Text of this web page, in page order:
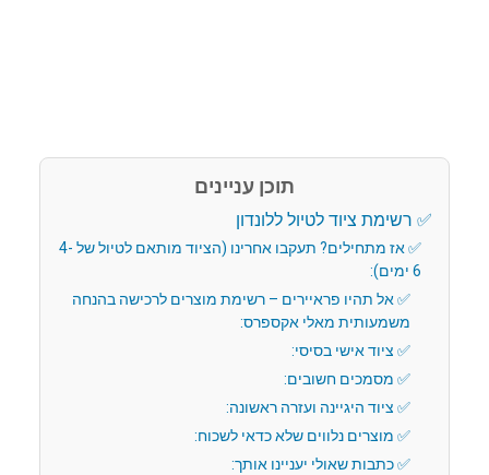
תוכן עניינים
רשימת ציוד לטיול ללונדון
אז מתחילים? תעקבו אחרינו (הציוד מותאם לטיול של 4-
6 ימים):
אל תהיו פראיירים – רשימת מוצרים לרכישה בהנחה
משמעותית מאלי אקספרס:
ציוד אישי בסיסי:
מסמכים חשובים:
ציוד היגיינה ועזרה ראשונה:
מוצרים נלווים שלא כדאי לשכוח:
כתבות שאולי יעניינו אותך: